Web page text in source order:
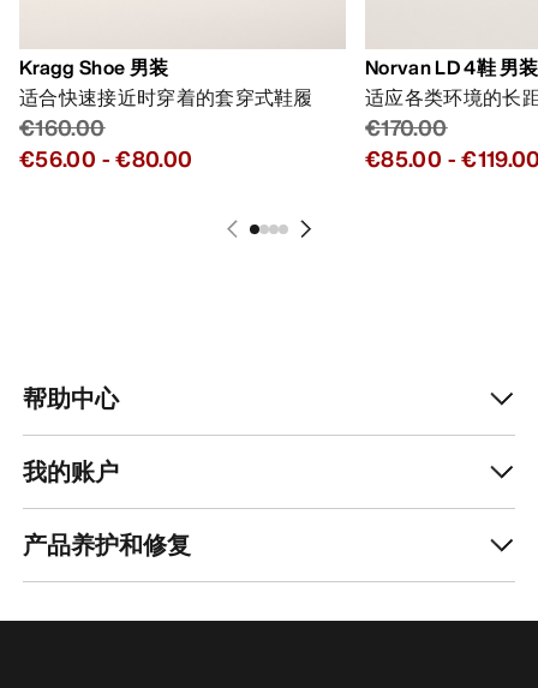
Kragg Shoe 男装
适合快速接近时穿着的套穿式鞋履
€160.00
€56.00 -€80.00
Norvan LD 4鞋 男装
适应各类环境的长
€170.00
€85.00 -
帮助中心
我的账户
产品养护和修复